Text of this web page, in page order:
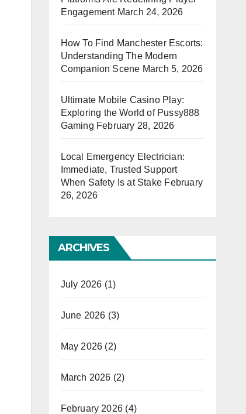
Engagement March 24, 2026
How To Find Manchester Escorts:
Understanding The Modern
Companion Scene March 5, 2026
Ultimate Mobile Casino Play:
Exploring the World of Pussy888
Gaming February 28, 2026
Local Emergency Electrician:
Immediate, Trusted Support
When Safety Is at Stake February
26, 2026
ARCHIVES
July 2026 (1)
June 2026 (3)
May 2026 (2)
March 2026 (2)
February 2026 (4)